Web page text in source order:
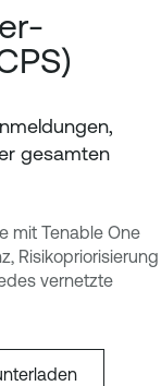
gesamten
mit Tenable One
Risikopriorisierung
vernetzte